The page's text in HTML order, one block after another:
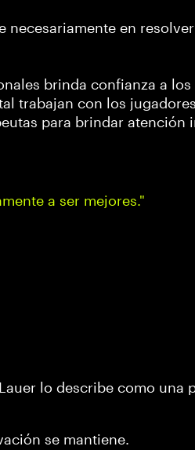
en
brinda confianza a
trabajan con los
para brindar atención
a ser mejores."
lo describe como una
se mantiene.